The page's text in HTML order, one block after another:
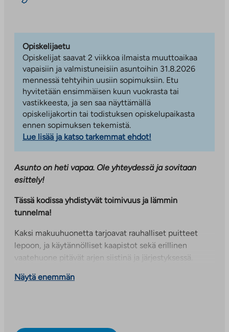
Opiskelijaetu
Opiskelijat saavat 2 viikkoa ilmaista muuttoaikaa
vapaisiin ja valmistuneisiin asuntoihin 31.8.2026
mennessä tehtyihin uusiin sopimuksiin. Etu
hyvitetään ensimmäisen kuun vuokrasta tai
vastikkeesta, ja sen saa näyttämällä
opiskelijakortin tai todistuksen opiskelupaikasta
ennen sopimuksen tekemistä.
Lue lisää ja katso tarkemmat ehdot!
Asunto on heti vapaa. Ole yhteydessä ja sovitaan
esittely!
Tässä kodissa yhdistyvät toimivuus ja lämmin
tunnelma!
Kaksi makuuhuonetta tarjoavat rauhalliset puitteet
lepoon, ja käytännölliset kaapistot sekä erillinen
vaatehuone pitävät arjen siistinä ja järjestyksessä.
Avara olohuone ja keittiö muodostavat kodin sydämen
Näytä enemmän